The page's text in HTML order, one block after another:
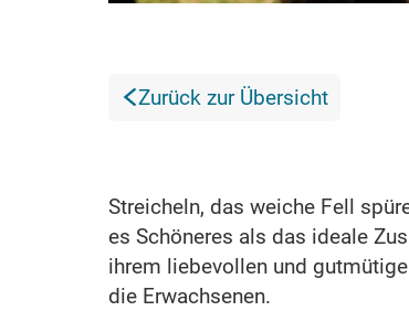
Zurück zur Übersicht
Streicheln, das weiche Fell
es Schöneres als das ideale
ihrem liebevollen und
die Erwachsenen.